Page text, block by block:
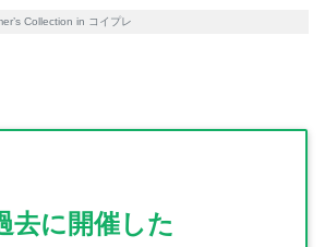
Collection in コイプレ
去に開催した